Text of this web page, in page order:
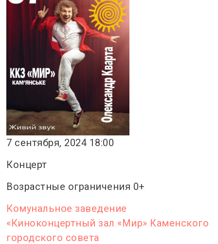
7 сентября, 2024 18:00
Концерт
Возрастные ограничения 0+
Комунальное заведение
«Киноконцертный зал «Мир» Каменского
городского совета